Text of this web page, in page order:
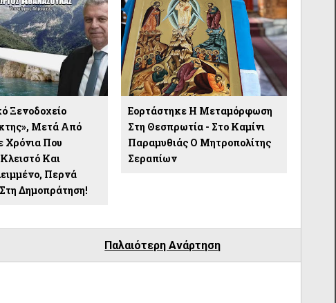
Ξενοδοχείο
Μετά Από
Χρόνια Που
Και
Περνά
Δημοπράτηση!
Εορτάστηκε Η Μεταμόρφωση
Στη Θεσπρωτία - Στο Καμίνι
Παραμυθιάς Ο Μητροπολίτης
Σεραπίων
Παλαιότερη Ανάρτηση